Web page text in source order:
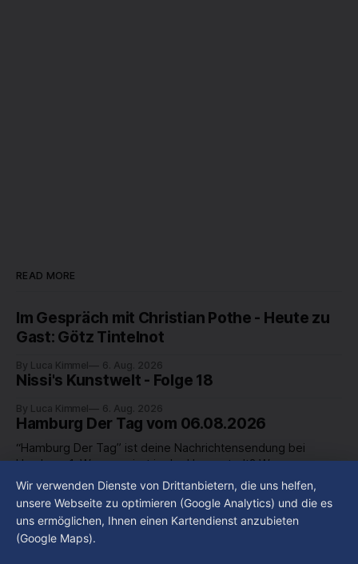
READ MORE
Im Gespräch mit Christian Pothe - Heute zu
Gast: Götz Tintelnot
By Luca Kimmel 6. Aug. 2026
Nissi's Kunstwelt - Folge 18
By Luca Kimmel 6. Aug. 2026
Hamburg Der Tag vom 06.08.2026
“Hamburg Der Tag” ist deine Nachrichtensendung bei
Hamburg 1. Was passiert in der Hansestadt? Was
beschäftigt die Hamburgerinnen und Hamburger? Was steht
in unserer Stadt an? Fragen, die von Montag bis Freitag LIVE
um 18 Uhr beantwortet werden - auf YouTube und im TV.
By Luca Kimmel 6. Aug. 2026
Hamburg Der Tag vom 05.08.2026
“Hamburg Der Tag” ist deine Nachrichtensendung bei
Hamburg 1. Was passiert in der Hansestadt? Was
Wir verwenden Dienste von Drittanbietern, die uns helfen,
unsere Webseite zu optimieren (Google Analytics) und die es
uns ermöglichen, Ihnen einen Kartendienst anzubieten
(Google Maps).